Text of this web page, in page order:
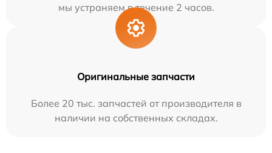
мы устраняем в течение 2 часов.
Оригинальные запчасти
Более 20 тыс. запчастей от производителя в
наличии на собственных складах.